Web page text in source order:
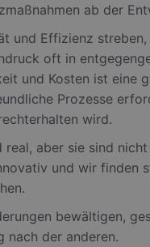
ab der
und Effizienz streben,
oft in
und Kosten ist eine
Prozesse
wird.
aber sie sind
und wir finden
bewältigen,
nach der anderen.